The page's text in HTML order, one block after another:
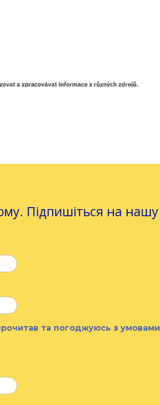
Підпишіться на нашу
та погоджуюсь з